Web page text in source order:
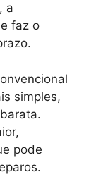
a
faz o
simples,
pode